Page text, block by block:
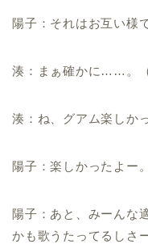
陽子：それはお互い様
湊：まぁ確かに……。（
湊：ね、グアム楽しか
陽子：楽しかったよー
陽子：あと、みーんな
かも歌うたってるしさー